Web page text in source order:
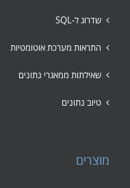
שדרוג ל-SQL
התראות מערכת אוטומטיות
שאילתות ממאגרי נתונים
טיוב נתונים
מוצרים